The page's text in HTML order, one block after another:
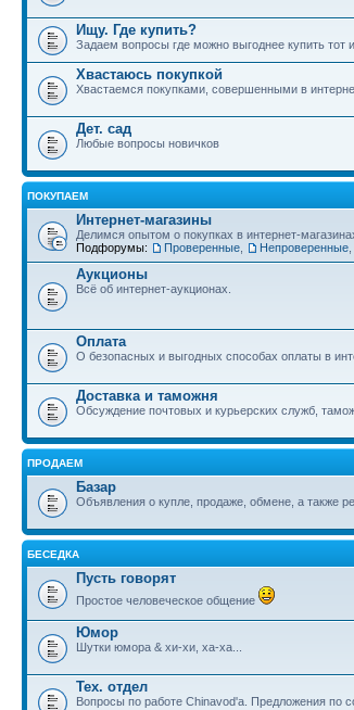
Ищу. Где купить?
Задаем вопросы где можно выгоднее купить тот
Хвастаюсь покупкой
Хвастаемся покупками, совершенными в
Дет. сад
Любые вопросы новичков
ПОКУПАЕМ
Интернет-магазины
Делимся опытом о покупках в интернет-
Подфорумы:
Проверенные Непроверенные
Аукционы
Всё об интернет-аукционах.
Оплата
О безопасных и выгодных способах оплаты в
Доставка и таможня
Обсуждение почтовых и курьерских служб,
ПРОДАЕМ
Базар
Объявления о купле, продаже, обмене, а также
БЕСЕДКА
Пусть говорят
Простое человеческое общение
Юмор
Шутки юмора & хи-хи, ха-ха...
Тех. отдел
Вопросы по работе Chinavod'а. Предложения по